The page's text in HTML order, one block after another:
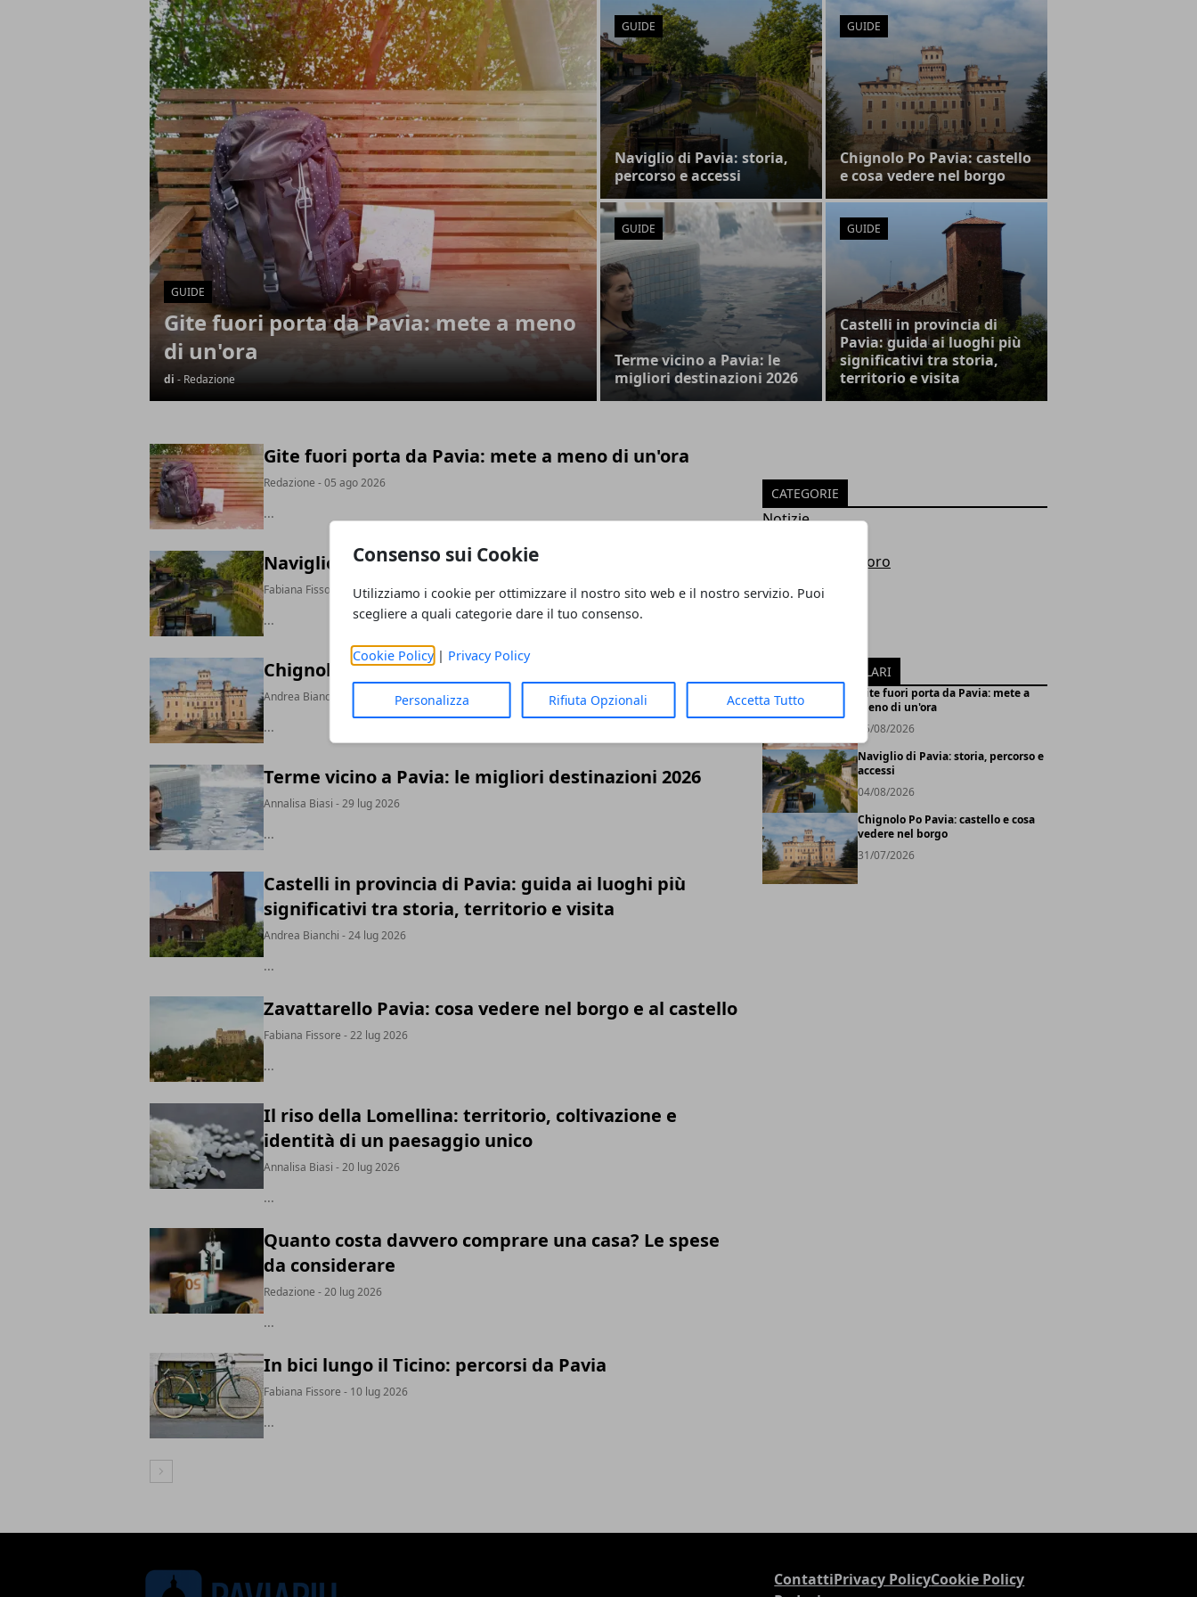
Consenso sui Cookie
Utilizziamo i cookie per ottimizzare il nostro sito web e il nostro servizio. Puoi
scegliere a quali categorie dare il tuo consenso.
Cookie Policy| Privacy Policy
Personalizza Rifiuta Opzionali Accetta Tutto
Articoli in Evidenza
GUIDE
Gite fuori porta da Pavia: mete a meno
di un'ora
di - Redazione
GUIDE
Naviglio di Pavia: storia,
percorso e accessi
GUIDE
Chignolo Po Pavia: castello
e cosa vedere nel borgo
GUIDE
Terme vicino a Pavia: le
migliori destinazioni 2026
GUIDE
Castelli in provincia di
Pavia: guida ai luoghi più
significativi tra storia,
territorio e visita
Gite fuori porta da Pavia: mete a meno di un'ora
Redazione - 05 ago 2026
...
Naviglio di Pavia: storia, percorso e accessi
Fabiana Fissore - 04 ago 2026
...
Chignolo Po Pavia: castello e cosa vedere nel borgo
Andrea Bianchi - 31 lug 2026
...
Terme vicino a Pavia: le migliori destinazioni 2026
Annalisa Biasi - 29 lug 2026
...
Castelli in provincia di Pavia: guida ai luoghi più
significativi tra storia, territorio e visita
Andrea Bianchi - 24 lug 2026
...
Zavattarello Pavia: cosa vedere nel borgo e al castello
Fabiana Fissore - 22 lug 2026
...
Il riso della Lomellina: territorio, coltivazione e
identità di un paesaggio unico
Annalisa Biasi - 20 lug 2026
...
Quanto costa davvero comprare una casa? Le spese
da considerare
Redazione - 20 lug 2026
...
In bici lungo il Ticino: percorsi da Pavia
Fabiana Fissore - 10 lug 2026
...
Articolo Successivo
CATEGORIE
Notizie
Economia e Lavoro
Mobilità
ARTICOLI POPOLARI
Gite fuori porta da Pavia: mete a
meno di un'ora
05/08/2026
Naviglio di Pavia: storia, percorso e
accessi
04/08/2026
Chignolo Po Pavia: castello e cosa
vedere nel borgo
31/07/2026
ContattiPrivacy PolicyCookie Policy